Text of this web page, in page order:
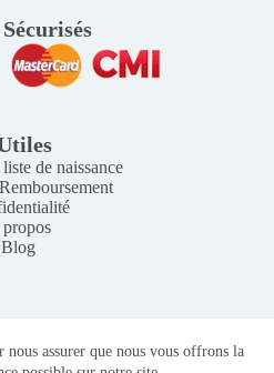
nous assurer que nous vous offrons la
de naissance
Blog
- Création du site :
Baptiste
de Vente